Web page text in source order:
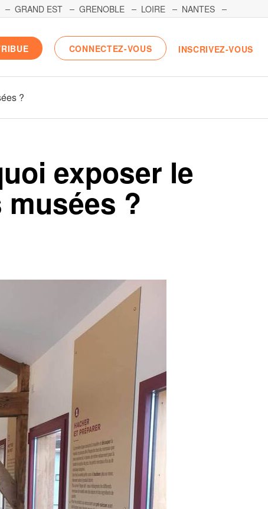
GRAND EST GRENOBLE LOIRE
NANTES
CONNECTEZ-VOUS INSCRIVEZ-VOUS
?
exposer le
?